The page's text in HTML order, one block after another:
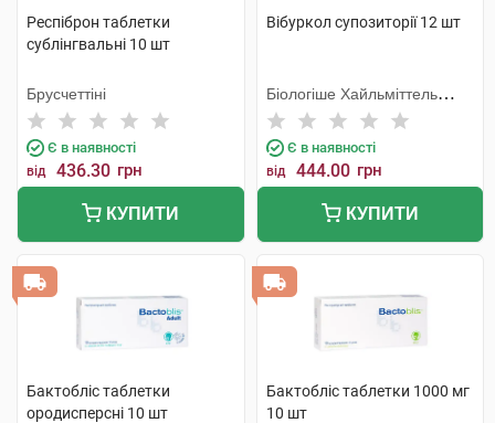
Респіброн таблетки
сублінгвальні 10 шт
Брусчеттіні
Є в наявності
від 436.30 грн
КУПИТИ
Вібуркол супозиторії 12 шт
Біологіше Хайльміттель
Хеель
Є в наявності
від 444.00 грн
КУПИТИ
Бактобліс таблетки
ородисперсні 10 шт
Бактобліс таблетки 1000 мг
10 шт